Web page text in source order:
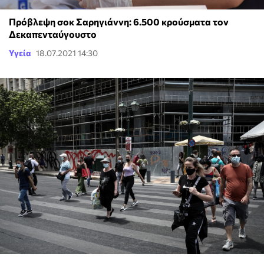
Πρόβλεψη σοκ Σαρηγιάννη: 6.500 κρούσματα τον
Δεκαπενταύγουστο
Υγεία 18.07.2021 14:30